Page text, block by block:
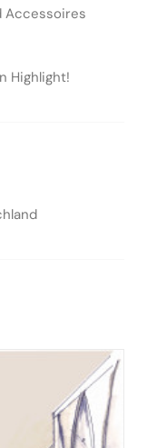
Accessoires
Highlight!